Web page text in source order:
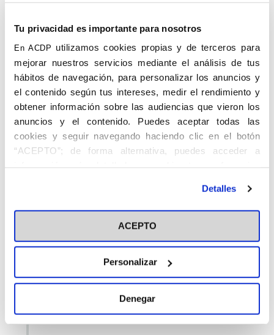
Tu privacidad es importante para nosotros
En ACDP utilizamos cookies propias y de terceros para
mejorar nuestros servicios mediante el análisis de tus
hábitos de navegación, para personalizar los anuncios y
el contenido según tus intereses, medir el rendimiento y
obtener información sobre las audiencias que vieron los
anuncios y el contenido. Puedes aceptar todas las
cookies y seguir navegando haciendo clic en el botón
“ACEPTO”; de forma alternativa, puedes acceder a
información más detallada y cambiar tus preferencias
en el botón "Personalizar". Para más información puedes
visitar nuestra Política de Cookies
Detalles
ACEPTO
Personalizar
Denegar
Anteriores
286
... 299
Siguientes
Categorías
Cedinfor
Alicante
Barcelona
Bilbao